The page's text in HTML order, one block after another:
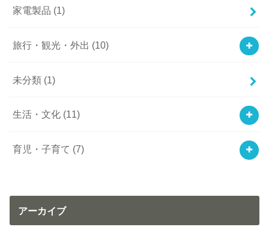
家電製品 (1)
旅行・観光・外出 (10)
未分類 (1)
生活・文化 (11)
育児・子育て (7)
アーカイブ